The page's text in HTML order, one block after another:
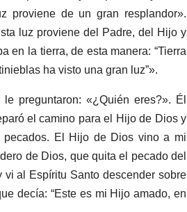
proviene de un gran resplandor».
luz proviene del Padre, del Hijo y
en la tierra, de esta manera: “Tierra
ha visto una gran luz”».
preguntaron: «¿Quién eres?». Él
el camino para el Hijo de Dios y
El Hijo de Dios vino a mi
de Dios, que quita el pecado del
vi al Espíritu Santo descender sobre
decía: “Este es mi Hijo amado, en